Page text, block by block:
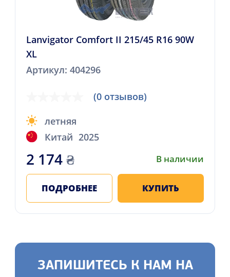
Lanvigator Comfort II 215/45 R16 90W
XL
Артикул: 404296
(0 отзывов)
летняя
Китай 2025
2 174₴ В наличии
ПОДРОБНЕЕ КУПИТЬ
ЗАПИШИТЕСЬ К НАМ НА